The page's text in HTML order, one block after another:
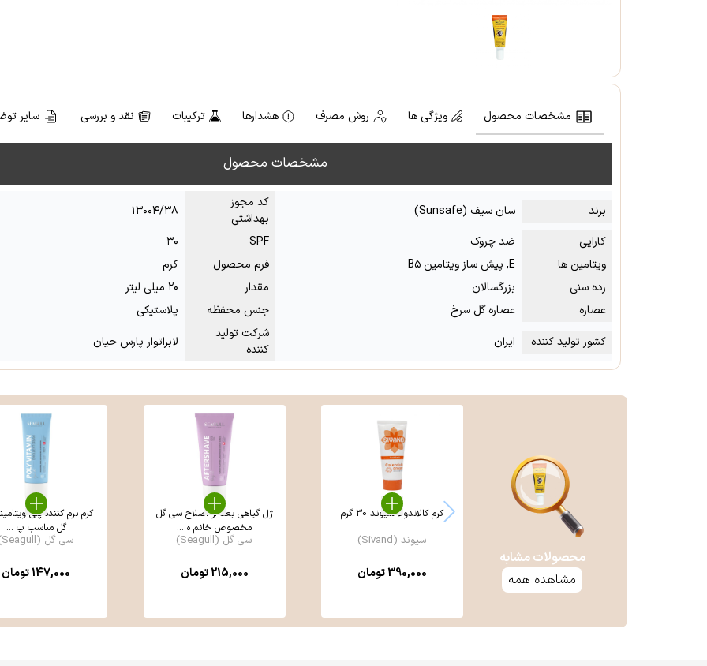
مشخصات محصول ویژگی ها روش مصرف هشدارها ترکیبات نقد و بررسی سایر
مشخصات محصول
برند سان سیف (Sunsafe)
کد مجوز
بهداشتی
۱۳۰۰۴/۳۸
کارایی
ضد چروک SPF
۳۰
ویتامین ها
E, پیش ساز ویتامین B۵ فرم محصول
کرم
رده سنی
بزرگسالان مقدار
۲۰ میلی لیتر
عصاره
عصاره گل سرخ جنس محفظه
پلاستیکی
کشور تولید کننده
ایران
شرکت تولید
کننده
لابراتوار پارس حیان
محصولات مشابه
مشاهده همه
کرم کالاندولا سیوند 30 گرم
سیوند (Sivand)
390,000تومان
ژل گیاهی بعد از اصلاح سی گل
مخصوص خانم ه ...
سی گل (Seagull)
215,000تومان
کرم نرم کننده پلی
گل مناسب پ ...
سی گل (Seagull)
147,000تومان